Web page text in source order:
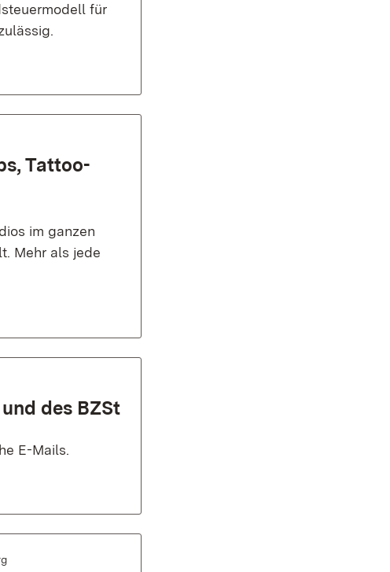
für
Tattoo-
im ganzen
Mehr als jede
des BZSt
E-Mails.